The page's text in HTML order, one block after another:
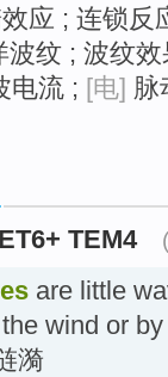
应 ; 连锁反
波纹 ; 波纹
电流 ; [电] 脉
TEM4
are little
wind or
漪